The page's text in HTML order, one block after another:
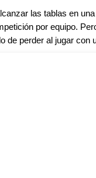
las tablas en
por equipo.
de perder al jugar con